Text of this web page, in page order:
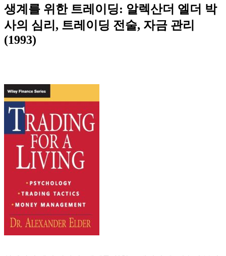
생계를 위한 트레이딩: 알렉산더 엘더 박
사의 심리, 트레이딩 전술, 자금 관리
(1993)